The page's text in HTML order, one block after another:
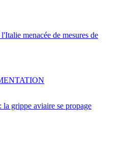
menacée de mesures de
la grippe aviaire se propage